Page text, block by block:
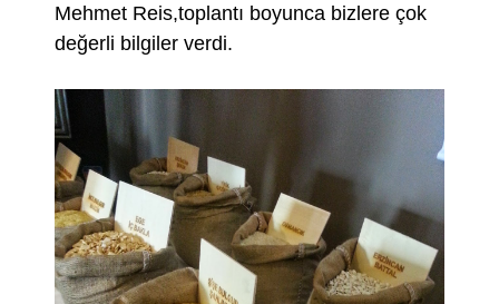
Mehmet Reis,toplantı boyunca bizlere çok
değerli bilgiler verdi.